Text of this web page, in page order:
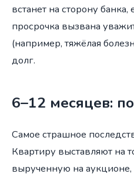
встанет на сторону
просрочка вызвана
(например, тяжёлая
долг.
6–12 месяцев:
Самое страшное
Квартиру выставляют на
вырученную на аукционе,